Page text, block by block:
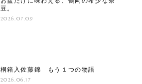
豆。
2026.07.09
桐箱入佐藤錦 もう１つの物語
2026.06.17